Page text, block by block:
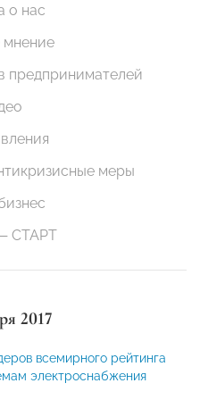
о нас
предпринимателей
меры
СТАРТ
2017
всемирного рейтинга
электроснабжения